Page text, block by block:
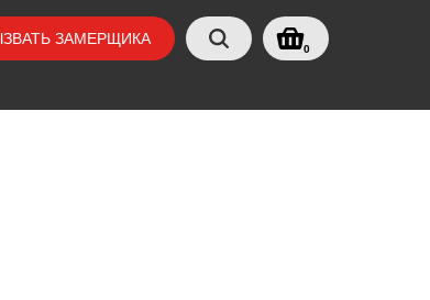
ЗАМЕРЩИКА
0